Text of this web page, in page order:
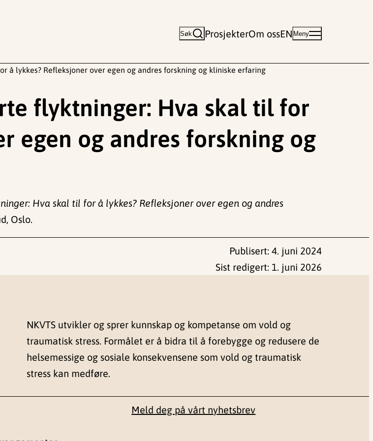
Søk ProsjekterOm ossEN Meny
å lykkes? Refleksjoner over egen og andres forskning og kliniske erfaring
flyktninger: Hva skal til for
egen og andres forskning og
Hva skal til for å lykkes? Refleksjoner over egen og andres
Oslo.
Publisert: 4. juni 2024
Sist redigert: 1. juni 2026
NKVTS utvikler og sprer kunnskap og kompetanse om vold og
traumatisk stress. Formålet er å bidra til å forebygge og redusere de
helsemessige og sosiale konsekvensene som vold og traumatisk
stress kan medføre.
Meld deg på vårt nyhetsbrev